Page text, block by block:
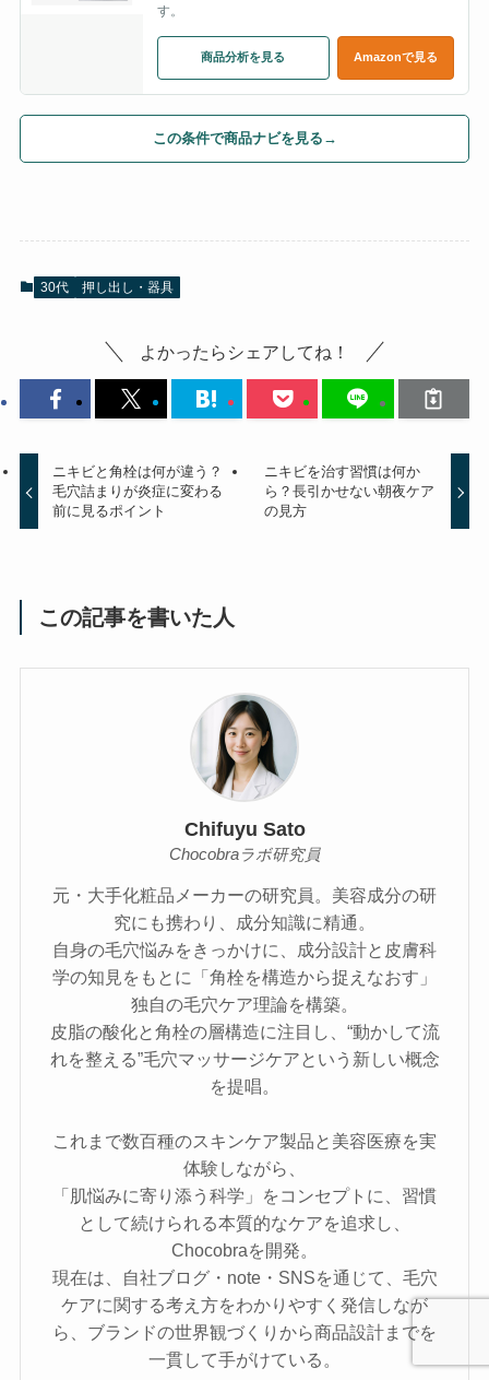
す。
商品分析を見る Amazonで見る
この条件で商品ナビを見る →
30代 押し出し・器具
よかったらシェアしてね！
ニキビと角栓は何が違う？
毛穴詰まりが炎症に変わる
前に見るポイント
ニキビを治す習慣は何か
ら？長引かせない朝夜ケア
の見方
この記事を書いた人
Chifuyu Sato
Chocobraラボ研究員
元・大手化粧品メーカーの研究員。美容成分の研
究にも携わり、成分知識に精通。
自身の毛穴悩みをきっかけに、成分設計と皮膚科
学の知見をもとに「角栓を構造から捉えなおす」
独自の毛穴ケア理論を構築。
皮脂の酸化と角栓の層構造に注目し、“動かして流
れを整える”毛穴マッサージケアという新しい概念
を提唱。
これまで数百種のスキンケア製品と美容医療を実
体験しながら、
「肌悩みに寄り添う科学」をコンセプトに、習慣
として続けられる本質的なケアを追求し、
Chocobraを開発。
現在は、自社ブログ・note・SNSを通じて、毛穴
ケアに関する考え方をわかりやすく発信しなが
ら、ブランドの世界観づくりから商品設計までを
一貫して手がけている。